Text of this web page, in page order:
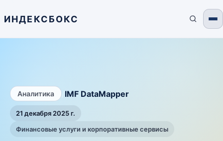
ИНДЕКСБОКС
Аналитика IMF DataMapper
21 декабря 2025 г.
Финансовые услуги и корпоративные сервисы